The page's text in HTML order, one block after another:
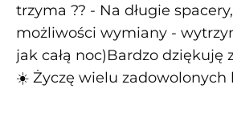
trzyma ?? - Na długie
możliwości wymiany -
jak całą noc)Bardzo dziękuję
☀️ Życzę wielu zadowolonych